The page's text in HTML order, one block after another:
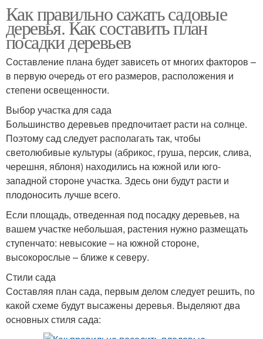
Как правильно сажать садовые
деревья. Как составить план
посадки деревьев
Составление плана будет зависеть от многих факторов –
в первую очередь от его размеров, расположения и
степени освещенности.
Выбор участка для сада
Большинство деревьев предпочитает расти на солнце.
Поэтому сад следует располагать так, чтобы
светолюбивые культуры (абрикос, груша, персик, слива,
черешня, яблоня) находились на южной или юго-
западной стороне участка. Здесь они будут расти и
плодоносить лучше всего.
Если площадь, отведенная под посадку деревьев, на
вашем участке небольшая, растения нужно размещать
ступенчато: невысокие – на южной стороне,
высокорослые – ближе к северу.
Стили сада
Составляя план сада, первым делом следует решить, по
какой схеме будут высажены деревья. Выделяют два
основных стиля сада: